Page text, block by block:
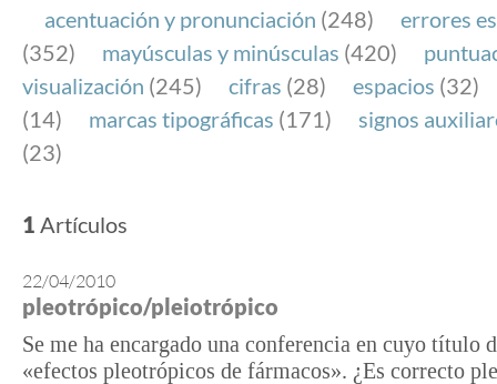
acentuación y pronunciación (248)
errores
(352)
mayúsculas y minúsculas (420)
visualización (245) cifras (28) espacios (32)
(14)
marcas tipográficas (171)
signos
(23)
1 Artículos
22/04/2010
pleotrópico/pleiotrópico
Se me ha encargado una conferencia en cuyo título
«efectos pleotrópicos de fármacos». ¿Es correcto